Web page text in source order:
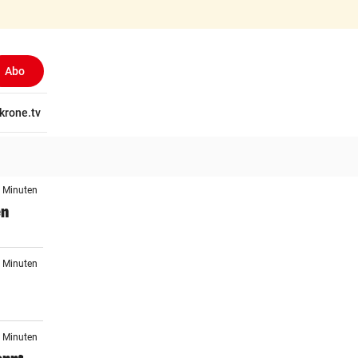
Abo
krone.tv
Minuten
Minuten
Minuten